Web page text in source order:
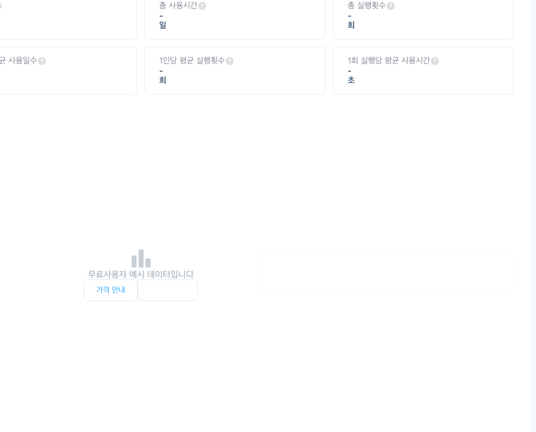
총 사용시간
-
일
총 실행횟수
-
회
사용일수
1인당 평균 실행횟수
-
회
1회 실행당 평균 사용시간
-
초
무료사용자 예시 데이터입니다
가격 안내